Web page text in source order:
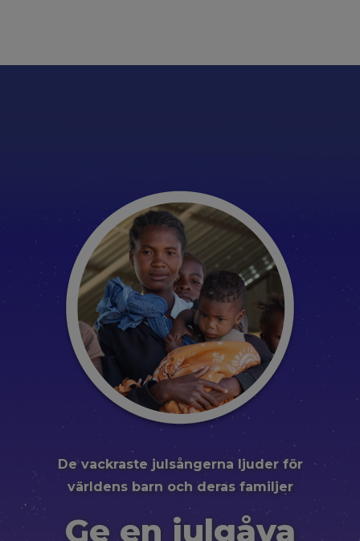
De vackraste julsångerna ljuder för
världens barn och deras familjer
Ge en julgåva